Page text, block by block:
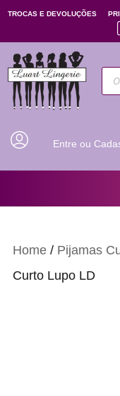
TROCAS E DEVOLUÇÕES
Entre ou
Home / Pijamas
Curto Lupo LD